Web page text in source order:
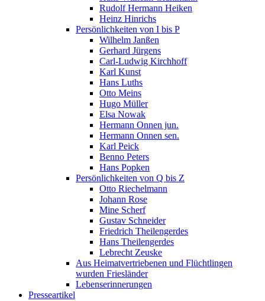
Rudolf Hermann Heiken
Heinz Hinrichs
Persönlichkeiten von I bis P
Wilhelm Janßen
Gerhard Jürgens
Carl-Ludwig Kirchhoff
Karl Kunst
Hans Luths
Otto Meins
Hugo Müller
Elsa Nowak
Hermann Onnen jun.
Hermann Onnen sen.
Karl Peick
Benno Peters
Hans Popken
Persönlichkeiten von Q bis Z
Otto Riechelmann
Johann Rose
Mine Scherf
Gustav Schneider
Friedrich Theilengerdes
Hans Theilengerdes
Lebrecht Zeuske
Aus Heimatvertriebenen und Flüchtlingen
wurden Friesländer
Lebenserinnerungen
Presseartikel